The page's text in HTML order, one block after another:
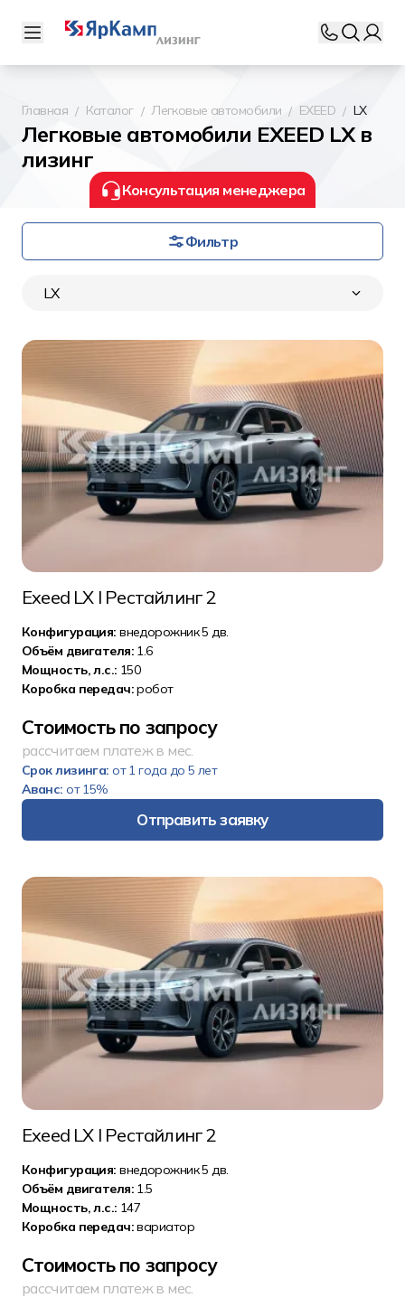
Главная Каталог Легковые автомобили EXEED LX
Легковые автомобили EXEED LX в
лизинг
Консультация менеджера
Фильтр
LX
Exeed LX I Рестайлинг 2
Конфигурация:внедорожник 5 дв.
Объём двигателя: 1.6
Мощность, л.с.: 150
Коробка передач:робот
Стоимость по запросу
рассчитаем платеж в мес.
Срок лизинга:от 1 года до 5 лет
Аванс:от 15%
Отправить заявку
Exeed LX I Рестайлинг 2
Конфигурация:внедорожник 5 дв.
Объём двигателя: 1.5
Мощность, л.с.: 147
Коробка передач:вариатор
Стоимость по запросу
рассчитаем платеж в мес.